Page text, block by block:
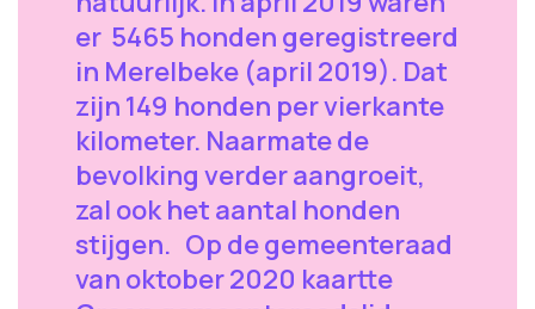
er 5465 honden geregistreerd
in Merelbeke (april 2019). Dat
zijn 149 honden per vierkante
kilometer. Naarmate de
bevolking verder aangroeit,
zal ook het aantal honden
stijgen. Op de gemeenteraad
van oktober 2020 kaartte